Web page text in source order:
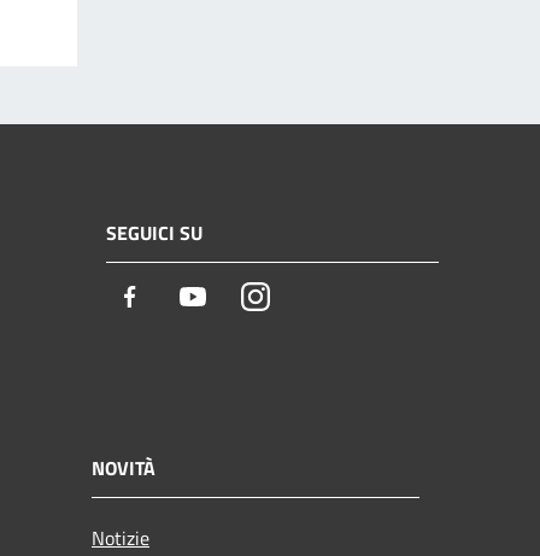
SEGUICI SU
Facebook YoutubeInstagram
NOVITÀ
Notizie